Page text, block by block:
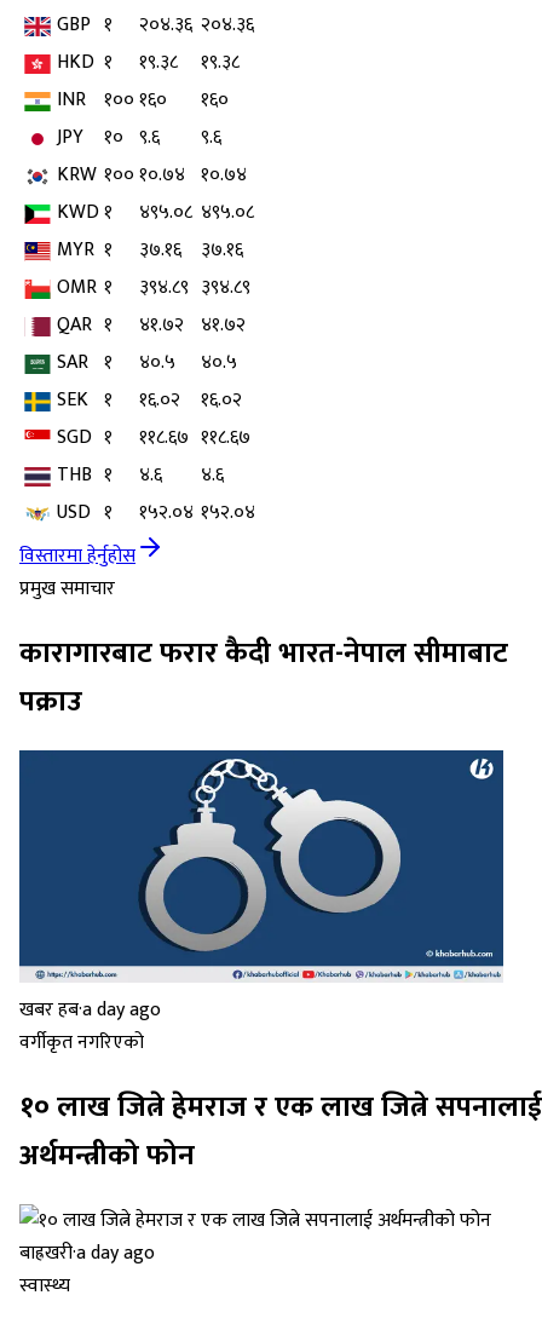
GBP १ २०४.३६ २०४.३६
HKD १ १९.३८
१९.३८
INR १००१६०
१६०
JPY
१० ९.६
९.६
KRW १००१०.७४ १०.७४
KWD१ ४९५.०८ ४९५.०८
MYR १ ३७.१६
३७.१६
OMR १ ३९४.८९ ३९४.८९
QAR १ ४१.७२ ४१.७२
SAR १ ४०.५
४०.५
SEK १ १६.०२
१६.०२
SGD १ ११८.६७ ११८.६७
THB १ ४.६
४.६
USD १ १५२.०४ १५२.०४
विस्तारमा हेर्नुहोस
प्रमुख समाचार
कारागारबाट फरार कैदी भारत-नेपाल सीमाबाट
पक्राउ
खबर हब·a day ago
वर्गीकृत नगरिएको
१० लाख जित्ने हेमराज र एक लाख जित्ने सपनालाई
अर्थमन्त्रीको फोन
बाह्रखरी·a day ago
स्वास्थ्य